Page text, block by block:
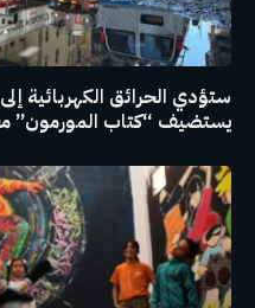
ستؤدي الحرائق الكهربائية
يستضيف “كتاب المورمون” مغلقًا